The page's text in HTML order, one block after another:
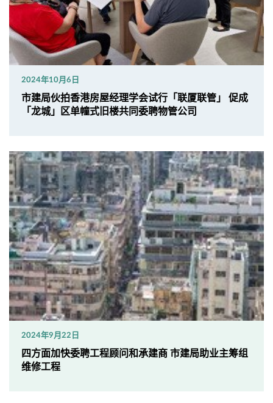
2024年10月6日
市建局伙拍香港房屋经理学会试行「联厦联管」 促成
「龙城」区单幢式旧楼共同委聘物管公司
2024年9月22日
四方面加快委聘工程顾问和承建商 市建局助业主筹组
维修工程